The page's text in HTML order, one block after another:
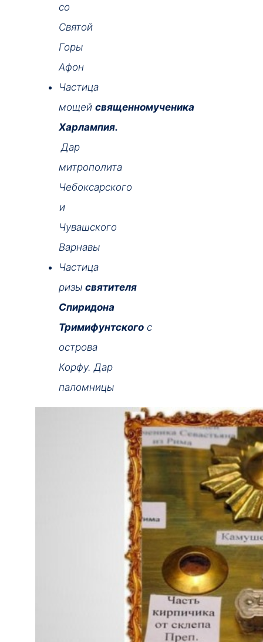
со
Святой
Горы
Афон
Частица
мощей священномученика
Харлампия.
Дар
митрополита
Чебоксарского
и
Чувашского
Варнавы
Частица
ризы святителя
Спиридона
Тримифунтского с
острова
Корфу. Дар
паломницы